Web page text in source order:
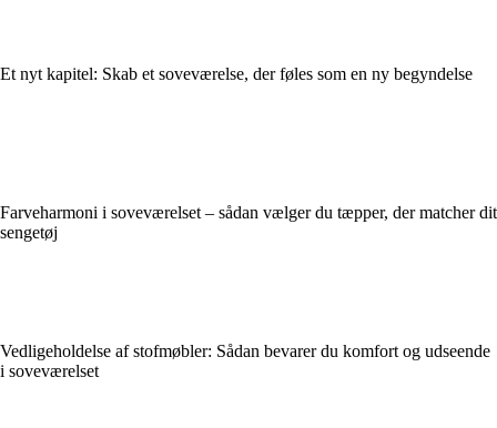
Et nyt kapitel: Skab et soveværelse, der føles som en ny begyndelse
Farveharmoni i soveværelset – sådan vælger du tæpper, der matcher dit
sengetøj
Vedligeholdelse af stofmøbler: Sådan bevarer du komfort og udseende
i soveværelset